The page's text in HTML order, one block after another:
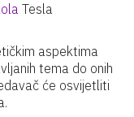
Tesla
aspektima
tema do onih
će osvijetliti